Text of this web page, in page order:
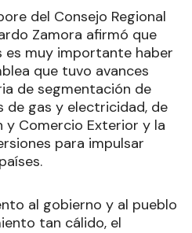
del Consejo Regional
Zamora afirmó que
es muy importante haber
que tuvo avances
de segmentación de
de gas y electricidad, de
y Comercio Exterior y la
para impulsar
al gobierno y al pueblo
tan cálido, el